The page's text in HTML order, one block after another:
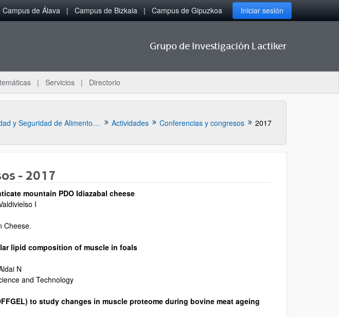
Campus de Álava Campus de Bizkaia Campus de Gipuzkoa Iniciar sesión
Grupo de Investigación Lactiker
Servicios Directorio
Lactiker - Calidad y Seguridad de Alimentos de Origen Animal Actividades Conferencias y congresos 2017
- 2017
mountain PDO Idiazabal cheese
I
Cheese.
lipid composition of muscle in foals
N
and Technology
to study changes in muscle proteome during bovine meat ageing